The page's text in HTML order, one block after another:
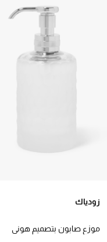
موزع صابون بتصميم هوني
زودياك